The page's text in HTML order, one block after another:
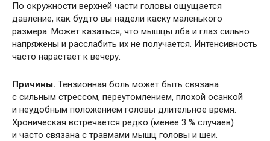
По окружности верхней части головы ощущается
давление, как будто вы надели каску маленького
размера. Может казаться, что мышцы лба и глаз сильно
напряжены и расслабить их не получается. Интенсивность
часто нарастает к вечеру.
Причины. Тензионная боль может быть связана
с сильным стрессом, переутомлением, плохой осанкой
и неудобным положением головы длительное время.
Хроническая встречается редко (менее 3 % случаев)
и часто связана с травмами мышц головы и шеи.